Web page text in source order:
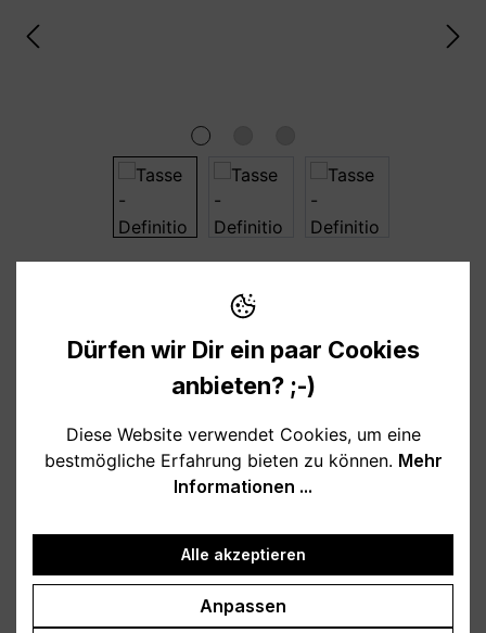
Preise inkl. MwSt. zzgl. Versandkosten
Verfügbar, Lieferzeit: 1-3 Tage
weiß
schwarz hellblau
rosa
türkis grau
dunkelblau
lila
Varianteauswählen
ohne Personalisierung
Dürfen wir Dir ein paar Cookies
anbieten? ;-)
Diese Website verwendet Cookies, um eine
bestmögliche Erfahrung bieten zu können. Mehr
Informationen ...
Alle akzeptieren
Anpassen